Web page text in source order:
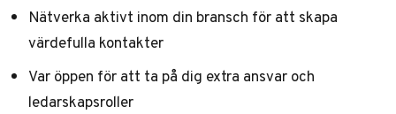
Nätverka aktivt inom din bransch för att skapa
värdefulla kontakter
Var öppen för att ta på dig extra ansvar och
ledarskapsroller